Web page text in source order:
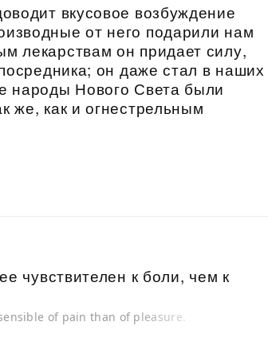
вкусовое возбуждение
от него подарили нам
лекарствам он придает силу,
он даже стал в наших
народы Нового Света были
же, как и огнестрельным
чувствителен к боли, чем к
of pain than of pleasure.